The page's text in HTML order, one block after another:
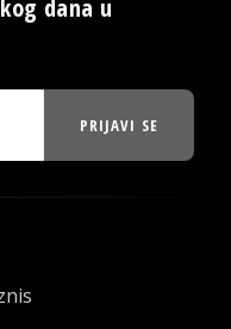
dana u
PRIJAVI SE